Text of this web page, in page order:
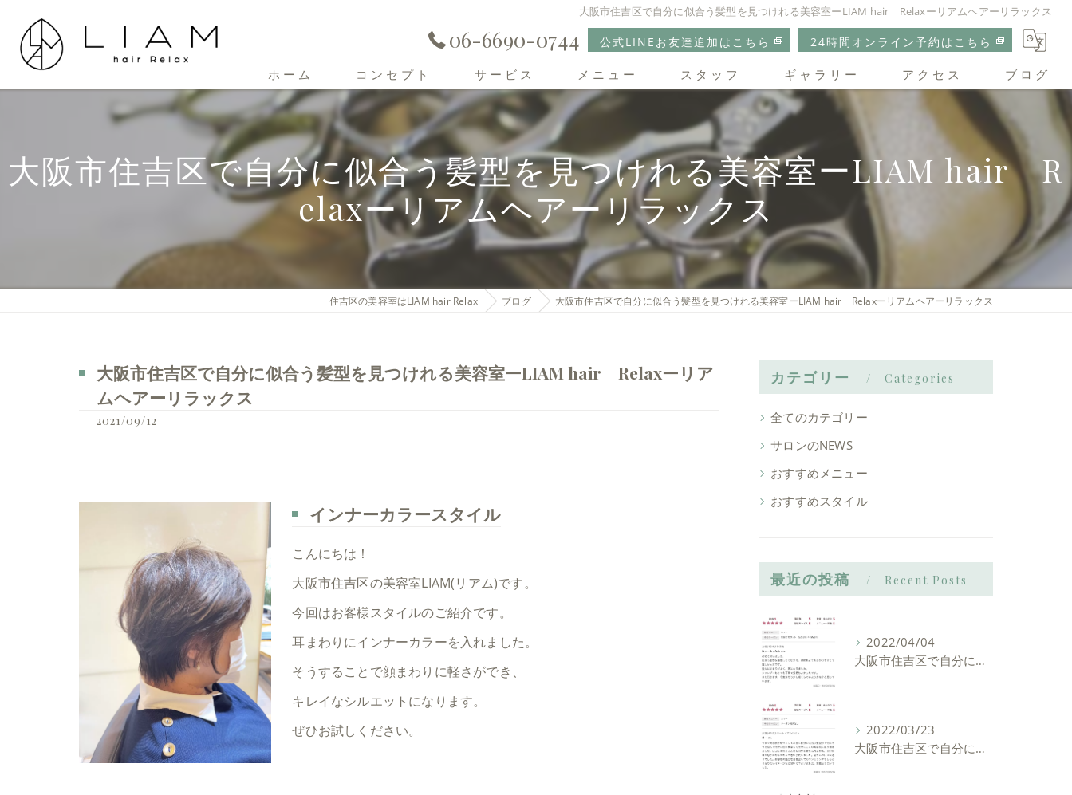
大阪市住吉区で自分に似合う髪型を見つけれる美容室ーLIAM hair Relaxーリアムヘアーリラックス
06-6690-0744 公式LINEお友達追加はこちら 24時間オンライン予約はこちら
ホーム コンセプト
住吉区の美容室･LIAM hair Relaxの口コミ情報
住吉区の美容室･LIAM hair Relaxの評判
住吉区の美容室･LIAM hair Relaxのお客様の声
サービス メニュー スタッフ ギャラリー アクセス
リアムヘアーリラックス
ブログ
大阪市住吉区で自分に似合う髪型を見つけれる美容室ーLIAM hair R
elaxーリアムヘアーリラックス
住吉区の美容室はLIAM hair Relax ブログ 大阪市住吉区で自分に似合う髪型を見つけれる美容室ーLIAM hair Relaxーリアムヘアーリラックス
大阪市住吉区で自分に似合う髪型を見つけれる美容室ーLIAM hair Relaxーリア
ムヘアーリラックス
2021/09/12
インナーカラースタイル
こんにちは！
大阪市住吉区の美容室LIAM(リアム)です。
今回はお客様スタイルのご紹介です。
耳まわりにインナーカラーを入れました。
そうすることで顔まわりに軽さができ、
キレイなシルエットになります。
ぜひお試しください。
カテゴリー Categories
全てのカテゴリー
サロンのNEWS
おすすめメニュー
おすすめスタイル
最近の投稿 Recent Posts
2022/04/04
大阪市住吉区で自分に似合う髪型を見つけれる美容室ーLIAM hair Relaxーリアムヘアーリラックス
2022/03/23
大阪市住吉区で自分に似合う髪型を見つけれる美容室ーLIAM hair Relaxーリアムヘアーリラックス